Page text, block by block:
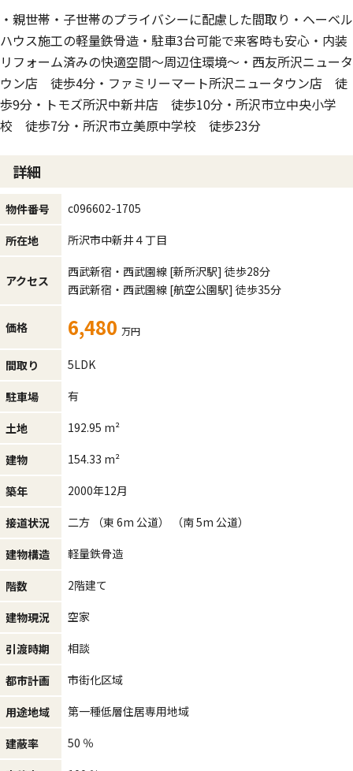
・親世帯・子世帯のプライバシーに配慮した間取り・ヘーベル
ハウス施工の軽量鉄骨造・駐車3台可能で来客時も安心・内装
リフォーム済みの快適空間～周辺住環境～・西友所沢ニュータ
ウン店 徒歩4分・ファミリーマート所沢ニュータウン店 徒
歩9分・トモズ所沢中新井店 徒歩10分・所沢市立中央小学
校 徒歩7分・所沢市立美原中学校 徒歩23分
詳細
物件番号 c096602-1705
所在地 所沢市中新井４丁目
アクセス
西武新宿・西武園線 [新所沢駅] 徒歩28分
西武新宿・西武園線 [航空公園駅] 徒歩35分
価格 6,480 万円
間取り 5LDK
駐車場 有
土地 192.95 m²
建物 154.33 m²
築年 2000年12月
接道状況 二方 （東 6m 公道） （南 5m 公道）
建物構造 軽量鉄骨造
階数 2階建て
建物現況 空家
引渡時期 相談
都市計画 市街化区域
用途地域 第一種低層住居専用地域
建蔽率 50 ％